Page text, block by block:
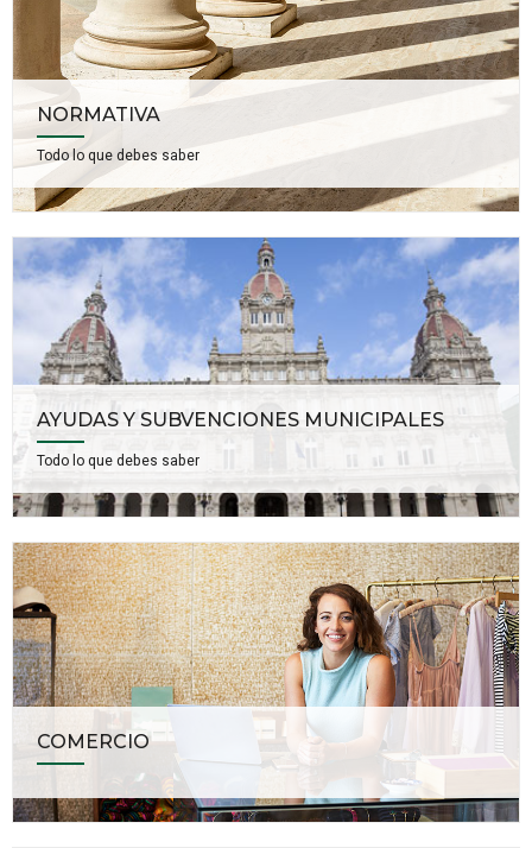
NORMATIVA
Todo lo que debes saber
AYUDAS Y SUBVENCIONES MUNICIPALES
Todo lo que debes saber
COMERCIO